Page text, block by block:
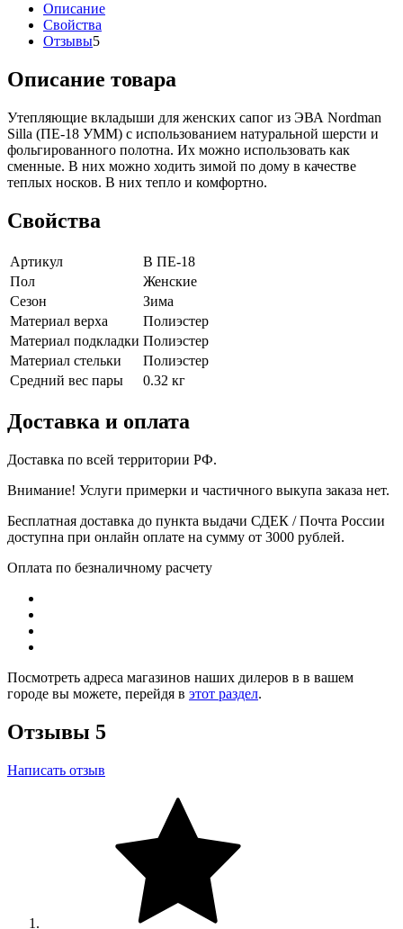
Описание
Свойства
Отзывы5
Описание товара
Утепляющие вкладыши для женских сапог из ЭВА Nordman
Silla (ПЕ-18 УММ) с использованием натуральной шерсти и
фольгированного полотна. Их можно использовать как
сменные. В них можно ходить зимой по дому в качестве
теплых носков. В них тепло и комфортно.
Свойства
Артикул
В ПЕ-18
Пол
Женские
Сезон
Зима
Материал верха
Полиэстер
Материал подкладки Полиэстер
Материал стельки
Полиэстер
Средний вес пары
0.32 кг
Доставка и оплата
Доставка по всей территории РФ.
Внимание! Услуги примерки и частичного выкупа заказа нет.
Бесплатная доставка до пункта выдачи СДЕК / Почта России
доступна при онлайн оплате на сумму от 3000 рублей.
Оплата по безналичному расчету
Посмотреть адреса магазинов наших дилеров в в вашем
городе вы можете, перейдя в этот раздел.
Отзывы 5
Написать отзыв